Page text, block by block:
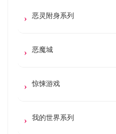
恶灵附身系列
恶魔城
惊悚游戏
我的世界系列